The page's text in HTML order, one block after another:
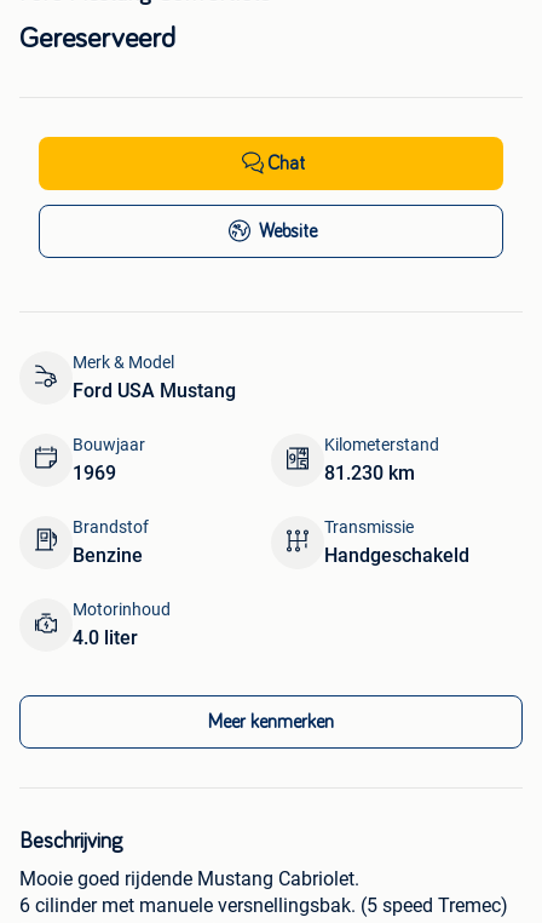
Merk & Model
Ford USA Mustang
Bouwjaar
1969
Kilometerstand
81.230 km
Brandstof
Benzine
Transmissie
Handgeschakeld
Motorinhoud
4.0 liter
Meer kenmerken
Beschrijving
Mooie goed rijdende Mustang Cabriolet.
6 cilinder met manuele versnellingsbak. (5 speed Tremec)
Gereserveerd
Chat
Website